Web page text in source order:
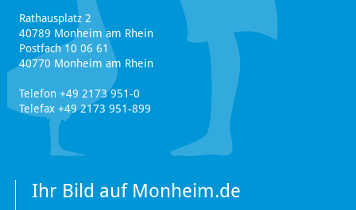
Rathausplatz 2
40789 Monheim am Rhein
Postfach 10 06 61
40770 Monheim am Rhein
Telefon +49 2173 951-0
Telefax +49 2173 951-899
Ihr Bild auf Monheim.de